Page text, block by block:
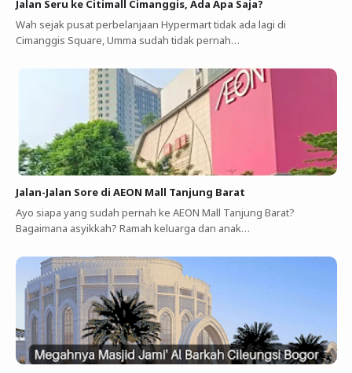
Jalan Seru ke Citimall Cimanggis, Ada Apa Saja?
Wah sejak pusat perbelanjaan Hypermart tidak ada lagi di
Cimanggis Square, Umma sudah tidak pernah…
Jalan-Jalan Sore di AEON Mall Tanjung Barat
Ayo siapa yang sudah pernah ke AEON Mall Tanjung Barat?
Bagaimana asyikkah? Ramah keluarga dan anak…